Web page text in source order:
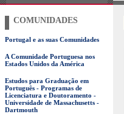
COMUNIDADES
Portugal e as suas Comunidades
A Comunidade Portuguesa nos
Estados Unidos da América
Estudos para Graduação em
Português - Programas de
Licenciatura e Doutoramento -
Universidade de Massachusetts -
Dartmouth